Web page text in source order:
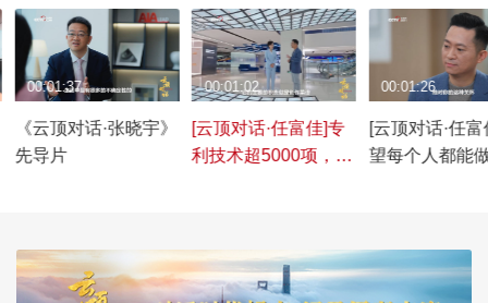
《云顶对话·张晓宇》
先导片
00:01:37
[云顶对话·任富佳]专
利技术超5000项，看
00:01:02
[云顶对话·任富
望每个人都能
00:01:26